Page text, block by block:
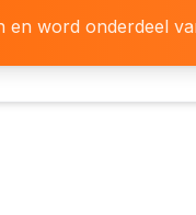
word onderdeel